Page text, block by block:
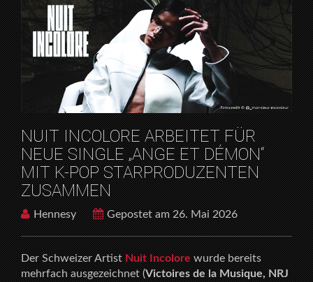
HOME
RELEASES
NUIT INCOLORE ARBEITET FÜR NEUE SINGLE „ANGE
ET DÉMON“ MIT K-POP STARPRODUZENTEN
ZUSAMMEN
NUIT INCOLORE ARBEITET FÜR
NEUE SINGLE „ANGE ET DÉMON“
MIT K-POP STARPRODUZENTEN
ZUSAMMEN
Hennesy Gepostet am 26. Mai 2026
Der Schweizer ArtistNuit Incolore wurde bereits
mehrfach ausgezeichnet (Victoires de la Musique, NRJ